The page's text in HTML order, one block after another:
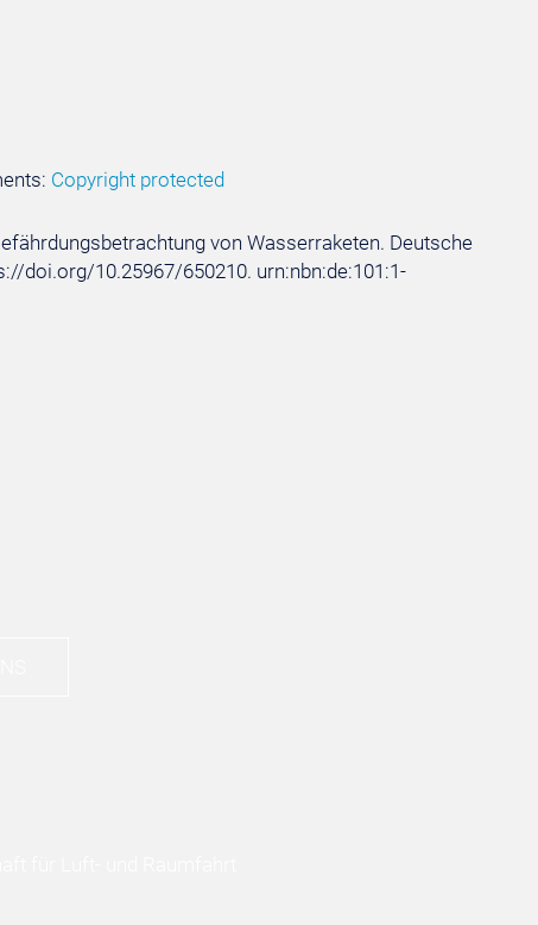
Copyright protected
von Wasserraketen. Deutsche
doi.org/10.25967/650210. urn:nbn:de:101:1-